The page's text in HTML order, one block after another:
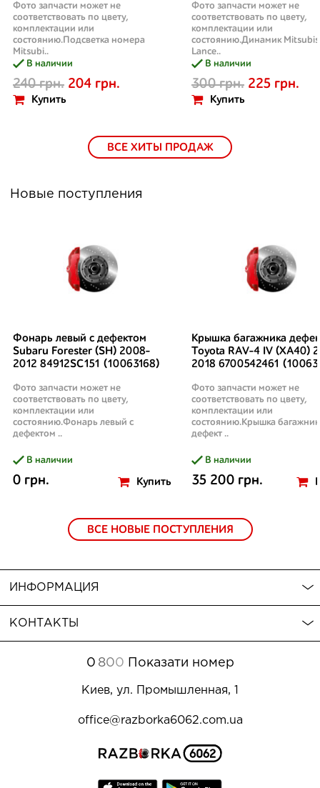
Фото запчасти может не
соответствовать по цвету,
комплектации или
состоянию.Подсветка номера
Mitsubi..
В наличии
240 грн. 204 грн.
Купить
Фото запчасти может не
соответствовать по цвету,
комплектации или
состоянию.Динамик
Lance..
В наличии
300 грн. 225 грн.
Купить
ВСЕ ХИТЫ ПРОДАЖ
Новые поступления
Фонарь левый с дефектом
Subaru Forester (SH) 2008-
2012 84912SC151 (10063168)
Фото запчасти может не
соответствовать по цвету,
комплектации или
состоянию.Фонарь левый с
дефектом ..
В наличии
0 грн. Купить
Крышка багажника
Toyota RAV-4 IV (XA40)
2018 6700542461
Фото запчасти может не
соответствовать по цвету,
комплектации или
состоянию.Крышка
дефект ..
В наличии
35 200 грн.
ВСЕ НОВЫЕ ПОСТУПЛЕНИЯ
ИНФОРМАЦИЯ
КОНТАКТЫ
0 800 Показати номер
Киев, ул. Промышленная, 1
office@razborka6062.com.ua